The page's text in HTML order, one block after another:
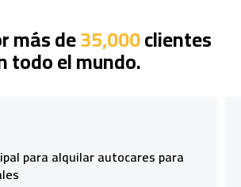
más de35,000clientes
todo el mundo.
para alquilar autocares para